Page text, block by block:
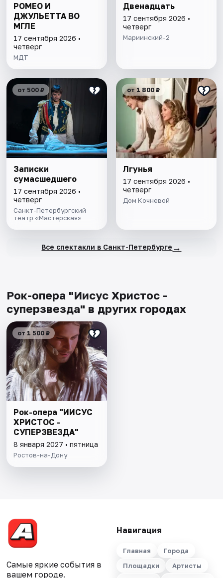
РОМЕО И
ДЖУЛЬЕТТА ВО
МГЛЕ
17 сентября 2026 •
четверг
МДТ
Двенадцать
17 сентября 2026 •
четверг
Мариинский-2
от 500 ₽
Записки
сумасшедшего
17 сентября 2026 •
четверг
Санкт-Петербургский
театр «Мастерская»
от 1 800 ₽
Лгунья
17 сентября 2026 •
четверг
Дом Кочневой
Все спектакли в Санкт-Петербурге →
Рок-опера "Иисус Христос -
суперзвезда" в других городах
от 1 500 ₽
Рок-опера "ИИСУС
ХРИСТОС -
СУПЕРЗВЕЗДА"
8 января 2027 • пятница
Ростов-на-Дону
Самые яркие события в
вашем городе.
Навигация
Главная
Города
Площадки
Артисты